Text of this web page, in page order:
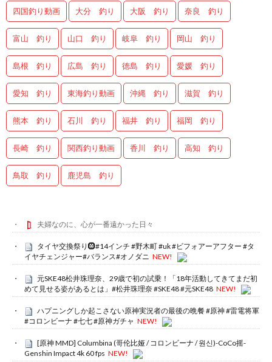
四国釣り動画 大分 釣り 大阪 釣り 奈良 釣り
富山 釣り 山口 釣り 岐阜 釣り 岡山 釣り
島根 釣り 広島 釣り 徳島 釣り 愛媛 釣り
愛知 釣り 東海釣り動画 沖縄 釣り 滋賀 釣り
熊本 釣り 石川 釣り 福井 釣り 福岡 釣り
長崎 釣り 関西釣り動画 香川 釣り 高知 釣り
鳥取 釣り 鹿児島 釣り
夫婦なのに、心が一番遠かった日々
タイヤ交換祭り🛞#14インチ #野木町 #uk #ビフォアーアフター #タ
イヤチェンジャー#バランス#オノダニ NEW!
元SKE48松井珠理奈、29歳で初の試乗！「18年活動してきてまだ初
めて見せる姿があるとは」#松井珠理奈 #SKE48 #元SKE48 NEW!
ハプニングしか起こさない原神実況者の最後の晩餐 #原神 #雷電将軍
#コロンビーナ #七七 #原神ガチャ NEW!
[原神 MMD] Columbina (哥伦比娅 / コロンビーナ / 원신)-CoCo摇-
Genshin Impact 4k 60 fps NEW!